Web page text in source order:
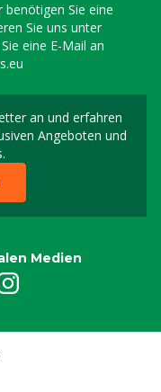
benötigen Sie eine
Sie uns unter
eine E-Mail an
an und erfahren
Angeboten und
Sie sich für
Medien